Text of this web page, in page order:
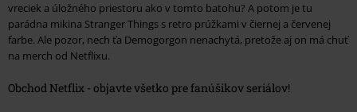
vreciek a úložného priestoru ako v tomto batohu? A potom je tu
parádna mikina Stranger Things s retro prúžkami v čiernej a červenej
farbe. Ale pozor, nech ťa Demogorgon nenachytá, pretože aj on má chuť
na merch od Netflixu.
Obchod Netflix - objavte všetko pre fanúšikov seriálov!